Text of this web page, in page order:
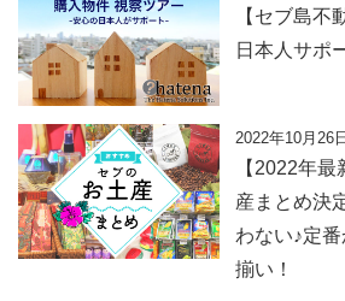
【セブ島不
日本人サポ
2022年10月26日
【2022年
産まとめ決
わない♪定
揃い！